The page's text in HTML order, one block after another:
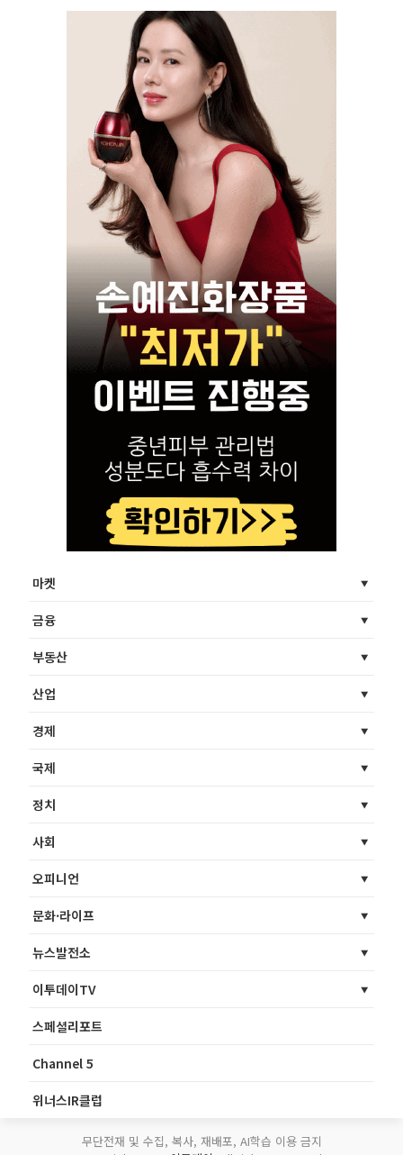
마켓
금융
부동산
산업
경제
국제
정치
사회
오피니언
문화·라이프
뉴스발전소
이투데이TV
스페셜리포트
Channel 5
위너스IR클럽
무단전재 및 수집, 복사, 재배포, AI학습 이용 금지